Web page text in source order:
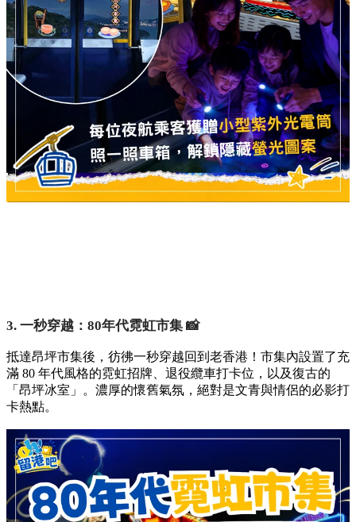
3. 一秒穿越：80年代霓虹市集 📸
抵達昂坪市集後，彷彿一秒穿越回到老香港！市集內設置了充
滿 80 年代風格的霓虹招牌、退役纜車打卡位，以及復古的
「昂坪冰室」。濃厚的懷舊氣氛，絕對是文青與情侶的必影打
卡熱點。